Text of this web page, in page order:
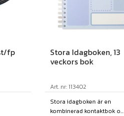
fp Stora Idagboken, 13
veckors bok
Art. nr: 113402
Stora idagboken är en
kombinerad kontaktbok o...